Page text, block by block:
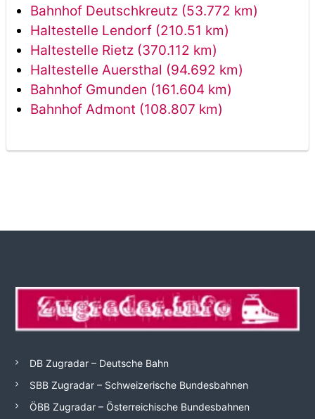
Bahnhof Deutschkreutz (53.772 km)
Haltestelle Lendorf (210.51 km)
Haltestelle Rietz (370.112 km)
Haltestelle Auersthal (94.692 km)
Bahnhof Gmunden (161.604 km)
Bahnhof Admont (108.807 km)
DB Zugradar – Deutsche Bahn
SBB Zugradar – Schweizerische Bundesbahnen
ÖBB Zugradar – Österreichische Bundesbahnen